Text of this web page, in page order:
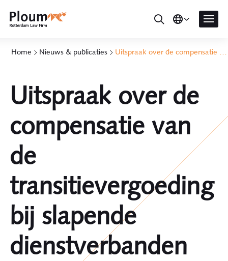
Home Nieuws & publicaties Uitspraak over de compensatie van de transitievergoeding bij slapende dienstverbanden
Uitspraak over de
compensatie van
de
transitievergoeding
bij slapende
dienstverbanden